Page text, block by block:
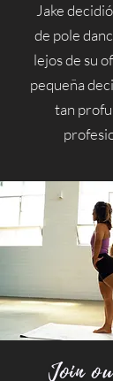
Jake
de pole
lejos de su
pequeña
tan
Join